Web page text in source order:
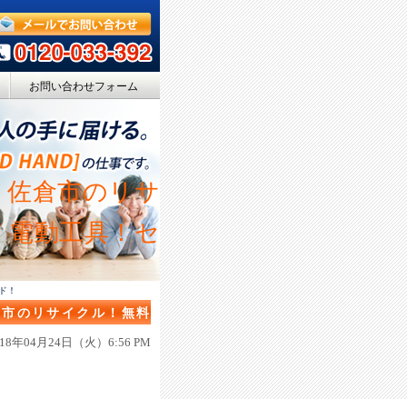
お問い合わせフォーム
倉市のリサ
動工具！セ
！
のリサイクル！無料
ハンド！
年04月24日（火）6:56 PM